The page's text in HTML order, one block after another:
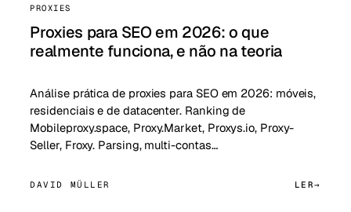
PROXIES
Proxies para SEO em 2026: o que
realmente funciona, e não na teoria
Análise prática de proxies para SEO em 2026: móveis,
residenciais e de datacenter. Ranking de
Mobileproxy.space, Proxy.Market, Proxys.io, Proxy-
Seller, Froxy. Parsing, multi-contas…
DAVID MÜLLER LER